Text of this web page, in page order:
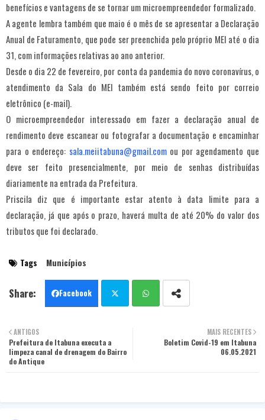
benefícios e vantagens de se tornar um microempreendedor formalizado.
A agente lembra também que maio é o mês de se apresentar a Declaração
Anual de Faturamento, que pode ser preenchida pelo próprio MEI até o dia
31, com informações relativas ao ano anterior.
Desde o dia 22 de fevereiro, por conta da pandemia do novo coronavírus, o
atendimento da Sala do MEI também está sendo feito por correio
eletrônico (e-mail).
O microempreendedor interessado em fazer a declaração anual de
rendimento deve escanear ou fotografar a documentação e encaminhar
para o endereço: sala.meiitabuna@gmail.comou por agendamento que
deve ser feito presencialmente, por meio de senhas distribuídas
diariamente na entrada da Prefeitura.
Priscila diz que é importante estar atento à data limite para a
declaração, já que após o prazo, haverá multa de até 20% do valor dos
tributos que foi declarado.
Tags Municípios
Facebook
ter
MAIS RECENTES
Boletim Covid-19 em Itabuna
06.05.2021
ANTIGOS
Prefeitura de Itabuna executa a
limpeza canal de drenagem do Bairro
do Antique